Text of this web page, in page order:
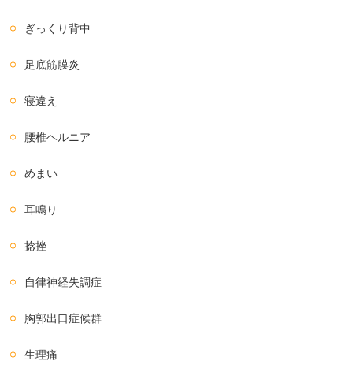
ぎっくり背中
足底筋膜炎
寝違え
腰椎ヘルニア
めまい
耳鳴り
捻挫
自律神経失調症
胸郭出口症候群
生理痛